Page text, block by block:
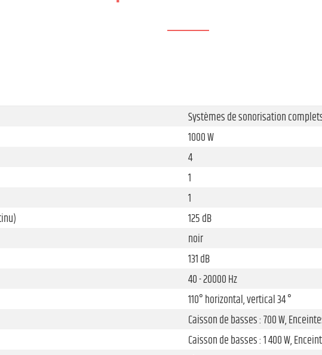
Systèmes de sonorisation
1000 W
4
1
1
125 dB
noir
131 dB
40 - 20000 Hz
110° horizontal, vertical 34 °
Caisson de basses : 700 W,
Caisson de basses : 1 400 W,